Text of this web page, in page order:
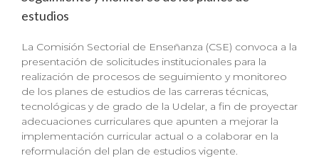
estudios
La Comisión Sectorial de Enseñanza (CSE) convoca a la
presentación de solicitudes institucionales para la
realización de procesos de seguimiento y monitoreo
de los planes de estudios de las carreras técnicas,
tecnológicas y de grado de la Udelar, a fin de proyectar
adecuaciones curriculares que apunten a mejorar la
implementación curricular actual o a colaborar en la
reformulación del plan de estudios vigente.